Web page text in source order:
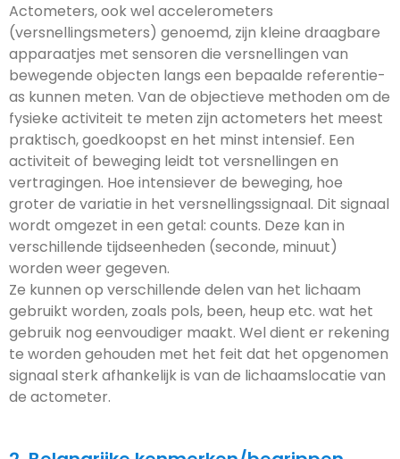
Actometers, ook wel accelerometers
(versnellingsmeters) genoemd, zijn kleine draagbare
apparaatjes met sensoren die versnellingen van
bewegende objecten langs een bepaalde referentie-
as kunnen meten. Van de objectieve methoden om de
fysieke activiteit te meten zijn actometers het meest
praktisch, goedkoopst en het minst intensief. Een
activiteit of beweging leidt tot versnellingen en
vertragingen. Hoe intensiever de beweging, hoe
groter de variatie in het versnellingssignaal. Dit signaal
wordt omgezet in een getal: counts. Deze kan in
verschillende tijdseenheden (seconde, minuut)
worden weer gegeven.
Ze kunnen op verschillende delen van het lichaam
gebruikt worden, zoals pols, been, heup etc. wat het
gebruik nog eenvoudiger maakt. Wel dient er rekening
te worden gehouden met het feit dat het opgenomen
signaal sterk afhankelijk is van de lichaamslocatie van
de actometer.